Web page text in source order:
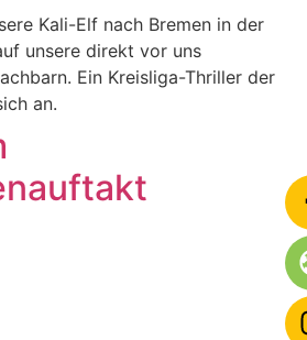
Kali-Elf nach Bremen in der
unsere direkt vor uns
Ein Kreisliga-Thriller der
an.